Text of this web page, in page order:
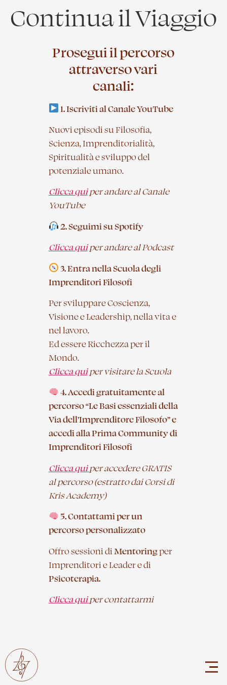
Continua il Viaggio
Prosegui il percorso
attraverso vari
canali:
1. Iscriviti al Canale YouTube
Nuovi episodi su Filosofia,
Scienza, Imprenditorialità,
Spiritualità e sviluppo del
potenziale umano.
Clicca quiper andare al Canale
YouTube
2. Seguimi su Spotify
Clicca quiper andare al Podcast
3. Entra nella Scuola degli
Imprenditori Filosofi
Per sviluppare Coscienza,
Visione e Leadership, nella vita e
nel lavoro.
Ed essere Ricchezza per il
Mondo.
Clicca quiper visitare la Scuola
4. Accedi gratuitamente al
percorso “Le Basi essenziali della
Via dell’Imprenditore Filosofo” e
accedi alla Prima Community di
Imprenditori Filosofi
Clicca qui per accedere GRATIS
al percorso (estratto dai Corsi di
Kris Academy)
5. Contattami per un
percorso personalizzato
Offro sessioni di Mentoringper
Imprenditori e Leader e di
Psicoterapia.
Clicca qui per contattarmi